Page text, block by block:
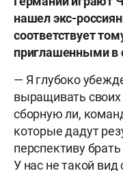
нашел экс-
соответствует
приглашенными в
— Я глубоко
выращивать своих
сборную ли,
которые дадут
перспективу
У нас не такой вид